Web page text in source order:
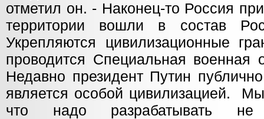
отметил он. - Наконец-то Россия
территории вошли в состав
Укрепляются цивилизационные
проводится Специальная военная
Недавно президент Путин
является особой цивилизацией.
что надо разрабатывать